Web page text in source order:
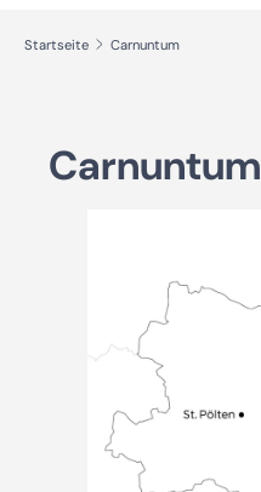
Startseite Carnuntum
Carnuntum